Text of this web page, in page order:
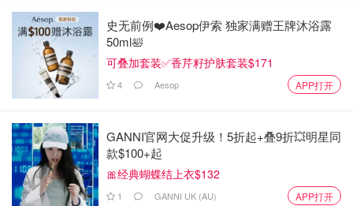
當糖漿煮到起泡，熄火，放牛油。然後不停攪拌，讓牛油溶
史无前例❤️Aesop伊索 独家满赠王牌沐浴露
50ml🛀
可叠加套装✅香芹籽护肤套装$171
4 Aesop APP打开
GANNI官网大促升级！5折起+叠9折💥明星同
款$100+起
🎀经典蝴蝶结上衣$132
1 GANNI UK (AU) APP打开